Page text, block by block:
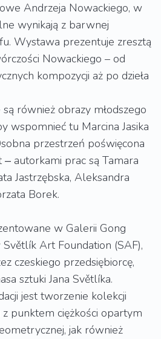
Andrzeja Nowackiego, w
wynikają z barwnej
Wystawa prezentuje zresztą
Nowackiego – od
kompozycji aż po dzieła
również obrazy młodszego
wspomnieć tu Marcina Jasika
przestrzeń poświęcona
autorkami prac są Tamara
Jastrzębska, Aleksandra
Borek.
w Galerii Gong
Art Foundation (SAF),
czeskiego przedsiębiorcę,
sztuki Jana Světlíka.
jest tworzenie kolekcji
punktem ciężkości opartym
jak również